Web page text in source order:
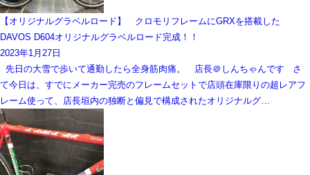
【オリジナルグラベルロード】 クロモリフレームにGRXを搭載した
DAVOS D604オリジナルグラベルロード完成！！
2023年1月27日
先日の大雪で歩いて通勤したら全身筋肉痛。 店長＠しんちゃんです さ
て今日は、すでにメーカー完売のフレームセットで店頭在庫限りの超レアフ
レーム使って、店長垣内の独断と偏見で構成されたオリジナルグ…